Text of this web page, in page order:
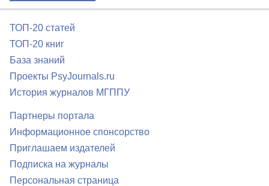
ТОП-20 статей
ТОП-20 книг
База знаний
Проекты PsyJournals.ru
История журналов МГППУ
Партнеры портала
Информационное спонсорство
Приглашаем издателей
Подписка на журналы
Персональная страница